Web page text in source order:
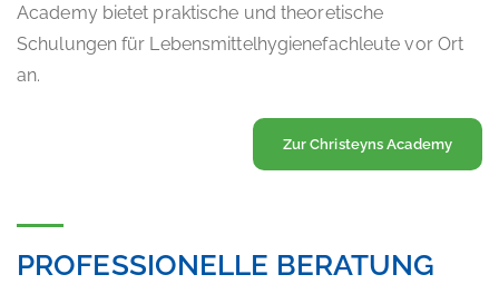
Academy bietet praktische und theoretische
Schulungen für Lebensmittelhygienefachleute vor Ort
an.
Zur Christeyns Academy
PROFESSIONELLE BERATUNG